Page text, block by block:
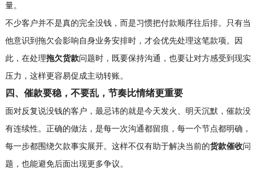
量。
不少客户并不是真的完全没钱，而是习惯把付款顺序往后排。只有当
他意识到拖欠会影响自身业务安排时，才会优先处理这笔款项。因
此，在处理拖欠货款问题时，既要保持沟通，也要让对方感受到现实
压力，这样更容易促成主动转账。
四、催款要稳，不要乱，节奏比情绪更重要
面对反复说没钱的客户，最忌讳的就是今天发火、明天沉默，催款没
有连续性。正确的做法，是每一次沟通都留痕，每一个节点都明确，
每一步都围绕欠款事实展开。这样不仅有助于解决当前的货款催收问
题，也能避免后面出现更多争议。